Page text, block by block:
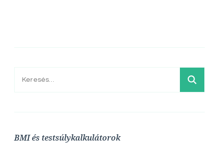
Keresés:
BMI és testsúlykalkulátorok